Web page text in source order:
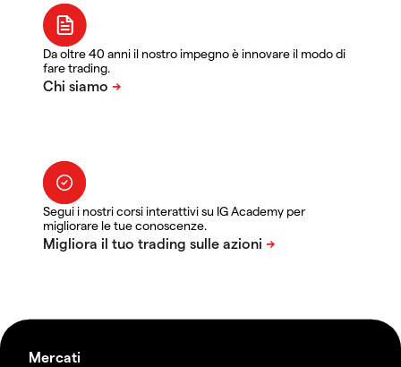
Da oltre 40 anni il nostro impegno è innovare il modo di
fare trading.
Segui i nostri corsi interattivi su IG Academy per
migliorare le tue conoscenze.
Mercati